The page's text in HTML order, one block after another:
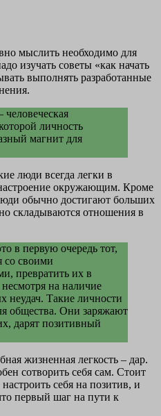
мыслить необходимо для
изучать советы «как начать
выполнять разработанные
личность
магнит для
люди всегда легки в
окружающим. Кроме
обычно достигают больших
складываются отношения в
в первую очередь тот,
со своими
превратить их в
на наличие
неудач. Такие личности
общества. Они заряжают
дарят позитивный
жизненная легкость – дар.
сотворить себя сам. Стоит
себя на позитив, и
первый шаг на пути к